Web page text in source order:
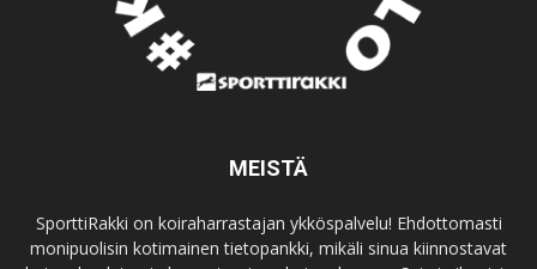
MEISTÄ
SporttiRakki on koiraharrastajan ykköspalvelu! Ehdottomasti
monipuolisin kotimainen tietopankki, mikäli sinua kiinnostavat